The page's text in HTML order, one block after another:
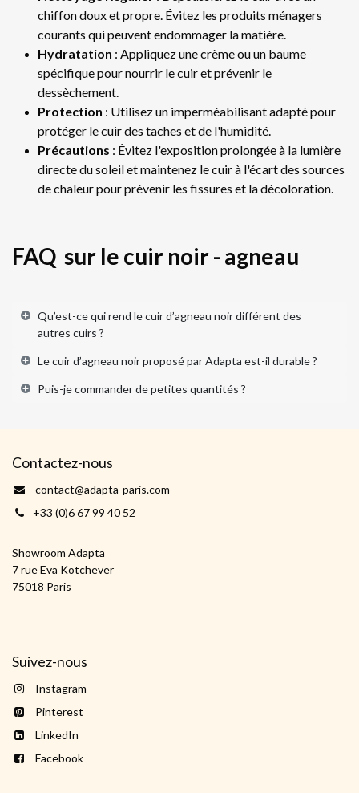
chiffon doux et propre. Évitez les produits ménagers
courants qui peuvent endommager la matière.
Hydratation : Appliquez une crème ou un baume
spécifique pour nourrir le cuir et prévenir le
dessèchement.
Protection : Utilisez un imperméabilisant adapté pour
protéger le cuir des taches et de l'humidité.
Précautions : Évitez l'exposition prolongée à la lumière
directe du soleil et maintenez le cuir à l'écart des sources
de chaleur pour prévenir les fissures et la décoloration.
FAQ sur le cuir noir - agneau
Qu’est-ce qui rend le cuir d’agneau noir différent des
autres cuirs ?
Le cuir d’agneau noir proposé par Adapta est-il durable ?
Puis-je commander de petites quantités ?
Contactez-nous
contact@adapta-paris.com
+33 (0)6 67 99 40 52
Showroom Adapta
7 rue Eva Kotchever
75018 Paris
Suivez-nous
Instagram
Pinterest
LinkedIn
Facebook